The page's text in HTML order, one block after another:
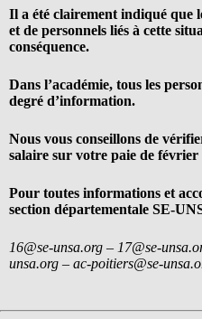
Il a été clairement indiqué que
et de personnels liés à cette
conséquence.
Dans l’académie, tous les
degré d’information.
Nous vous conseillons de
salaire sur votre paie de février
Pour toutes informations et
section départementale SE-
16@se-unsa.org – 17@se-
unsa.org – ac-poitiers@se-